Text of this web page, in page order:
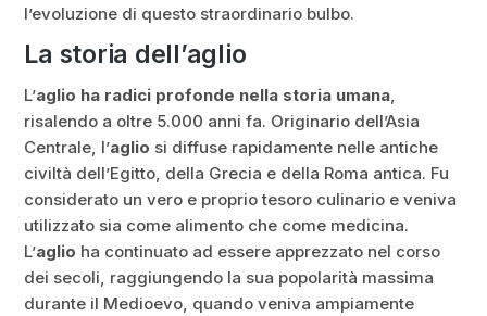
l’evoluzione di questo straordinario bulbo.
La storia dell’aglio
L’aglio ha radici profonde nella storia umana,
risalendo a oltre 5.000 anni fa. Originario dell’Asia
Centrale, l’aglio si diffuse rapidamente nelle antiche
civiltà dell’Egitto, della Grecia e della Roma antica. Fu
considerato un vero e proprio tesoro culinario e veniva
utilizzato sia come alimento che come medicina.
L’aglio ha continuato ad essere apprezzato nel corso
dei secoli, raggiungendo la sua popolarità massima
durante il Medioevo, quando veniva ampiamente